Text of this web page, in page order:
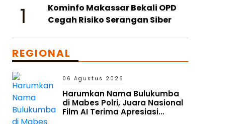
1
Kominfo Makassar Bekali OPD
Cegah Risiko Serangan Siber
REGIONAL
06 Agustus 2026
Harumkan Nama Bulukumba
di Mabes Polri, Juara Nasional
Film AI Terima Apresiasi